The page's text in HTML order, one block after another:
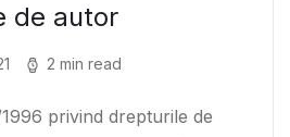
de autor
2 min read
privind drepturile de